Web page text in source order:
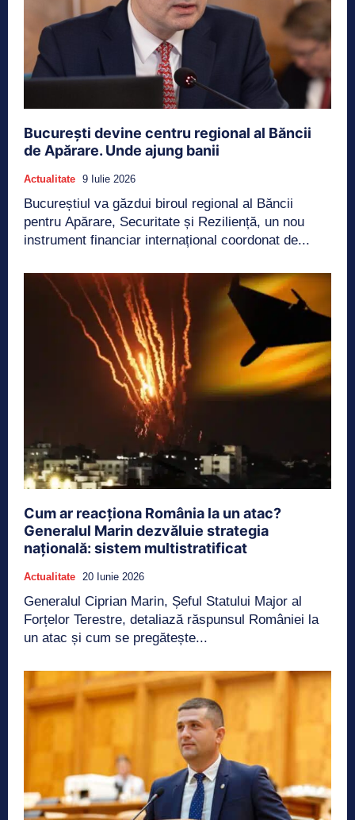
București devine centru regional al Băncii
de Apărare. Unde ajung banii
Actualitate 9 Iulie 2026
Bucureștiul va găzdui biroul regional al Băncii
pentru Apărare, Securitate și Reziliență, un nou
instrument financiar internațional coordonat de...
Cum ar reacționa România la un atac?
Generalul Marin dezvăluie strategia
națională: sistem multistratificat
Actualitate 20 Iunie 2026
Generalul Ciprian Marin, Șeful Statului Major al
Forțelor Terestre, detaliază răspunsul României la
un atac și cum se pregătește...